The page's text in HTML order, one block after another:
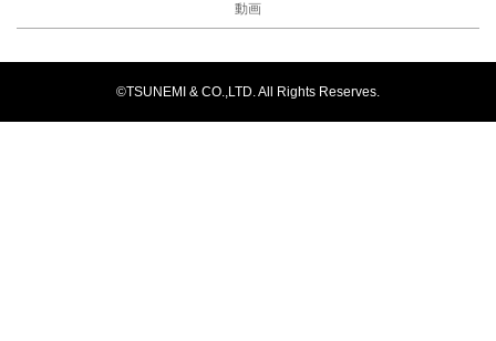
動画
©TSUNEMI & CO.,LTD. All Rights Reserves.